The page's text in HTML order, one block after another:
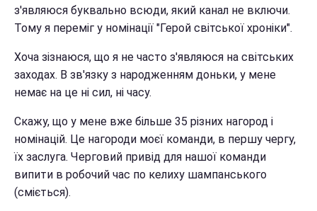
з'являюся буквально всюди, який канал не включи.
Тому я переміг у номінації "Герой світської хроніки".
Хоча зізнаюся, що я не часто з'являюся на світських
заходах. В зв'язку з народженням доньки, у мене
немає на це ні сил, ні часу.
Скажу, що у мене вже більше 35 різних нагород і
номінацій. Це нагороди моєї команди, в першу чергу,
їх заслуга. Черговий привід для нашої команди
випити в робочий час по келиху шампанського
(сміється).